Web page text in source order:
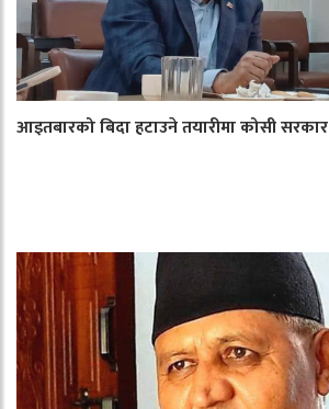
आइतबारको बिदा हटाउने तयारीमा कोसी सरकार